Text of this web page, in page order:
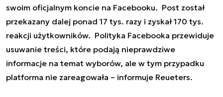
swoim oficjalnym koncie na Facebooku. Post został
przekazany dalej ponad 17 tys. razy i zyskał 170 tys.
reakcji użytkowników. Polityka Facebooka przewiduje
usuwanie treści, które podają nieprawdziwe
informacje na temat wyborów, ale w tym przypadku
platforma nie zareagowała – informuje Reueters.